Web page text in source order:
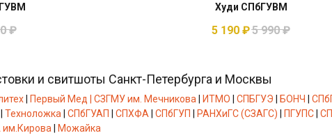
₽
Худи СПбГУВМ
5 190 ₽5 990 ₽
и свитшоты Санкт-Петербурга и Москвы
| Первый Мед | СЗГМУ им. Мечникова | ИТМО | СПБГУЭ | БОНЧ |
| Техноложка | СПбГУАП | СПХФА | СПбГУП | РАНХиГС (СЗАГС) | ПГУПС|
| Можайка